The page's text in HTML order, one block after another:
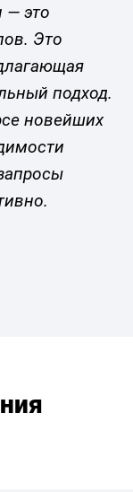
— это
Это
подход.
новейших